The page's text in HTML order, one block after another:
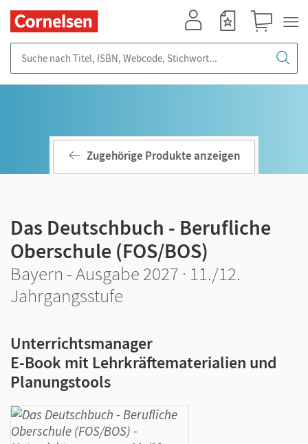
Zugehörige Produkte anzeigen
Das Deutschbuch - Berufliche
Oberschule (FOS/BOS)
Bayern - Ausgabe 2027 · 11./12.
Jahrgangsstufe
Unterrichtsmanager
E-Book mit Lehrkräftematerialien und
Planungstools